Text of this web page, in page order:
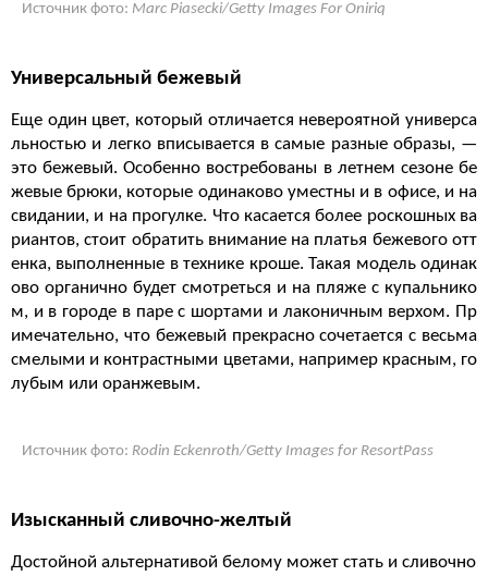
Источник фото: Marc Piasecki/Getty Images For Oniriq
Универсальный бежевый
Еще один цвет, который отличается невероятной универса
льностью и легко вписывается в самые разные образы, —
это бежевый. Особенно востребованы в летнем сезоне бе
жевые брюки, которые одинаково уместны и в офисе, и на
свидании, и на прогулке. Что касается более роскошных ва
риантов, стоит обратить внимание на платья бежевого отт
енка, выполненные в технике кроше. Такая модель одинак
ово органично будет смотреться и на пляже с купальнико
м, и в городе в паре с шортами и лаконичным верхом. Пр
имечательно, что бежевый прекрасно сочетается с весьма
смелыми и контрастными цветами, например красным, го
лубым или оранжевым.
Источник фото: Rodin Eckenroth/Getty Images for ResortPass
Изысканный сливочно-желтый
Достойной альтернативой белому может стать и сливочно